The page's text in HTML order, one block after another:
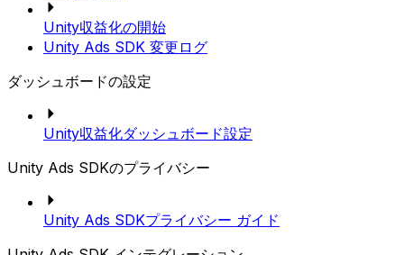
Unity収益化の開始
Unity Ads SDK 変更ログ
ダッシュボードの設定
Unity収益化ダッシュボード設定
Unity Ads SDKのプライバシー
Unity Ads SDKプライバシー ガイド